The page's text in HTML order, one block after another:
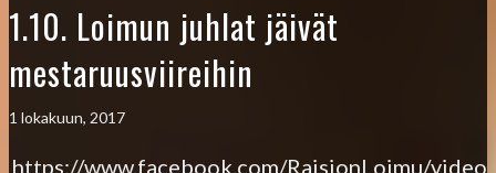
1.10. Loimun juhlat jäivät
mestaruusviireihin
1 lokakuun, 2017
https://www.facebook.com/RaisionLoimu/video